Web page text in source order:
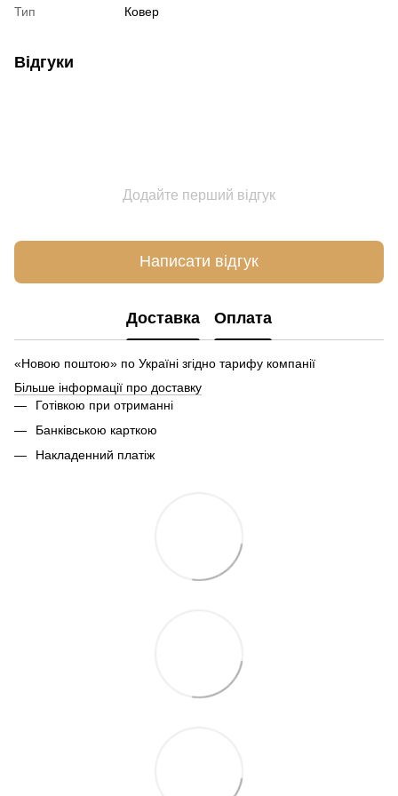
Тип Ковер
Відгуки
Додайте перший відгук
Написати відгук
Доставка Оплата
«Новою поштою» по Україні згідно тарифу компанії
Більше інформації про доставку
Готівкою при отриманні
Банківською карткою
Накладенний платіж